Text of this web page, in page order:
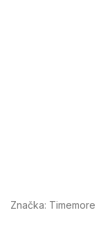
Značka: Timemore